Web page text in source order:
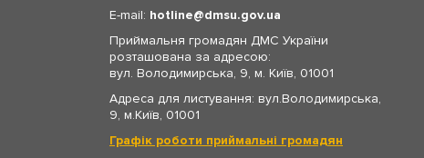
E-mail: hotline
dmsu.gov.ua
Приймальня громадян ДМС України
розташована за адресою:
вул. Володимирська, 9, м. Київ, 01001
Адреса для листування: вул.Володимирська,
9, м.Київ, 01001
Графік роботи приймальні громадян